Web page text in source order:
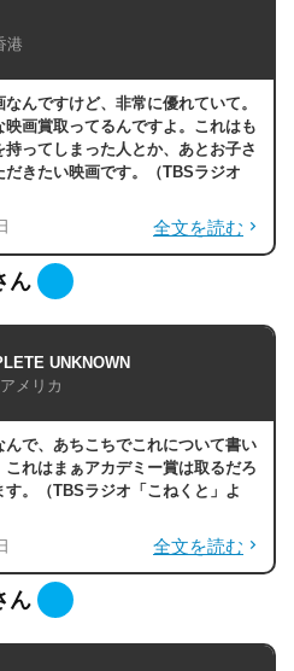
港
んですけど、非常に優れていて。
画賞取ってるんですよ。これはも
ってしまった人とか、あとお子さ
きたい映画です。（TBSラジオ
全文を読む
ん
UNKNOWN
メリカ
で、あちこちでこれについて書い
れはまぁアカデミー賞は取るだろ
。（TBSラジオ「こねくと」よ
全文を読む
ん